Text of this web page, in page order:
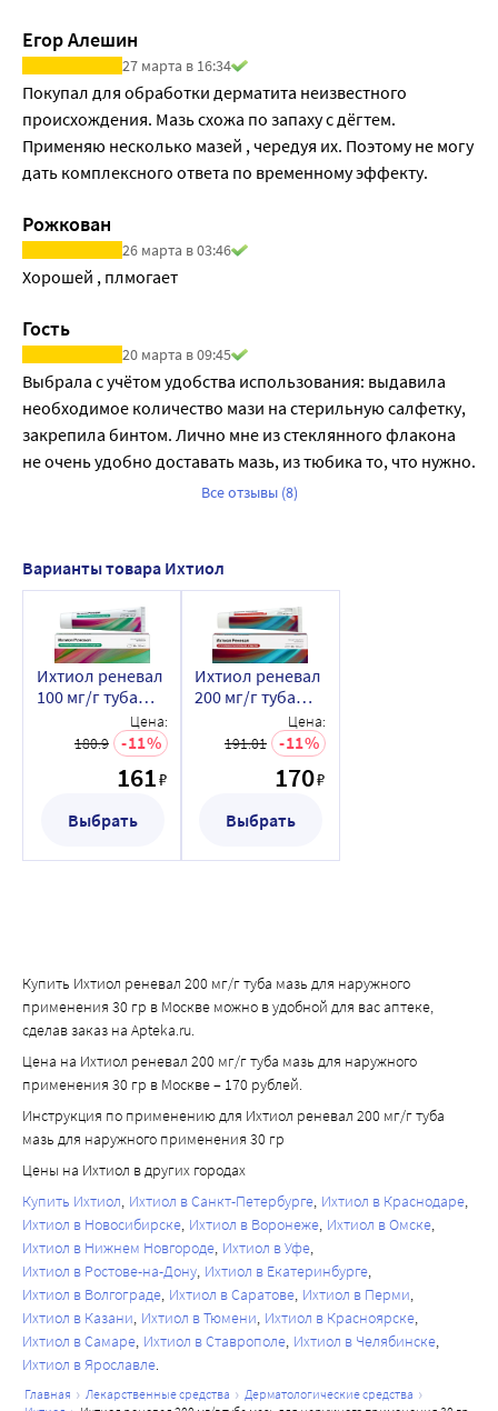
Егор Алешин
27 марта в 16:34
Покупал для обработки дерматита неизвестного
происхождения. Мазь схожа по запаху с дёгтем.
Применяю несколько мазей , чередуя их. Поэтому не могу
дать комплексного ответа по временному эффекту.
Рожкован
26 марта в 03:46
Хорошей , плмогает
Гость
20 марта в 09:45
Выбрала с учётом удобства использования: выдавила
необходимое количество мази на стерильную салфетку,
закрепила бинтом. Лично мне из стеклянного флакона
не очень удобно доставать мазь, из тюбика то, что нужно.
Все отзывы (8)
Варианты товара Ихтиол
Ихтиол реневал
100 мг/г туба
наружного
применения 30
Цена:
180.9
11
161₽
Выбрать
Ихтиол реневал
200 мг/г туба
наружного
применения 30
Цена:
191.01
11
170₽
Выбрать
Купить Ихтиол реневал 200 мг/г туба мазь для наружного
применения 30 гр в Москве можно в удобной для вас аптеке,
сделав заказ на Apteka.ru.
Цена на Ихтиол реневал 200 мг/г туба мазь для наружного
применения 30 гр в Москве – 170 рублей.
Инструкция по применению для Ихтиол реневал 200 мг/г туба
мазь для наружного применения 30 гр
Цены на Ихтиол в других городах
Купить Ихтиол Ихтиол в Санкт-Петербурге Ихтиол в Краснодаре
Ихтиол в Новосибирске Ихтиол в Воронеже Ихтиол в Омске
Ихтиол в Нижнем Новгороде Ихтиол в Уфе
Ихтиол в Ростове-на-Дону Ихтиол в Екатеринбурге
Ихтиол в Волгограде Ихтиол в Саратове Ихтиол в Перми
Ихтиол в Казани Ихтиол в Тюмени Ихтиол в Красноярске
Ихтиол в Самаре Ихтиол в Ставрополе Ихтиол в Челябинске
Ихтиол в Ярославле
главная лекарственные средства
дерматологические средства